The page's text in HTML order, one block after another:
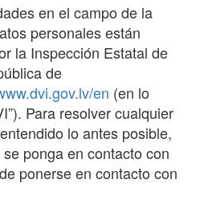
en el campo de la
personales están
la Inspección Estatal de
de
en (en lo
Para resolver cualquier
lo antes posible,
ponga en contacto con
ponerse en contacto con